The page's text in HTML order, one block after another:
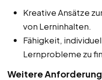
Kreative Ansätze
von Lerninhalten.
Fähigkeit,
Lernprobleme zu
Weitere